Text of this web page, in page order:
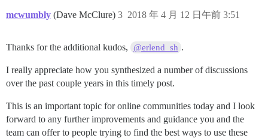
mcwumbly (Dave McClure) 2018 年 4 月 12 日午前 3:51
3
Thanks for the additional kudos, @erlend_sh .
I really appreciate how you synthesized a number of discussions
over the past couple years in this timely post.
This is an important topic for online communities today and I look
forward to any further improvements and guidance you and the
team can offer to people trying to find the best ways to use these